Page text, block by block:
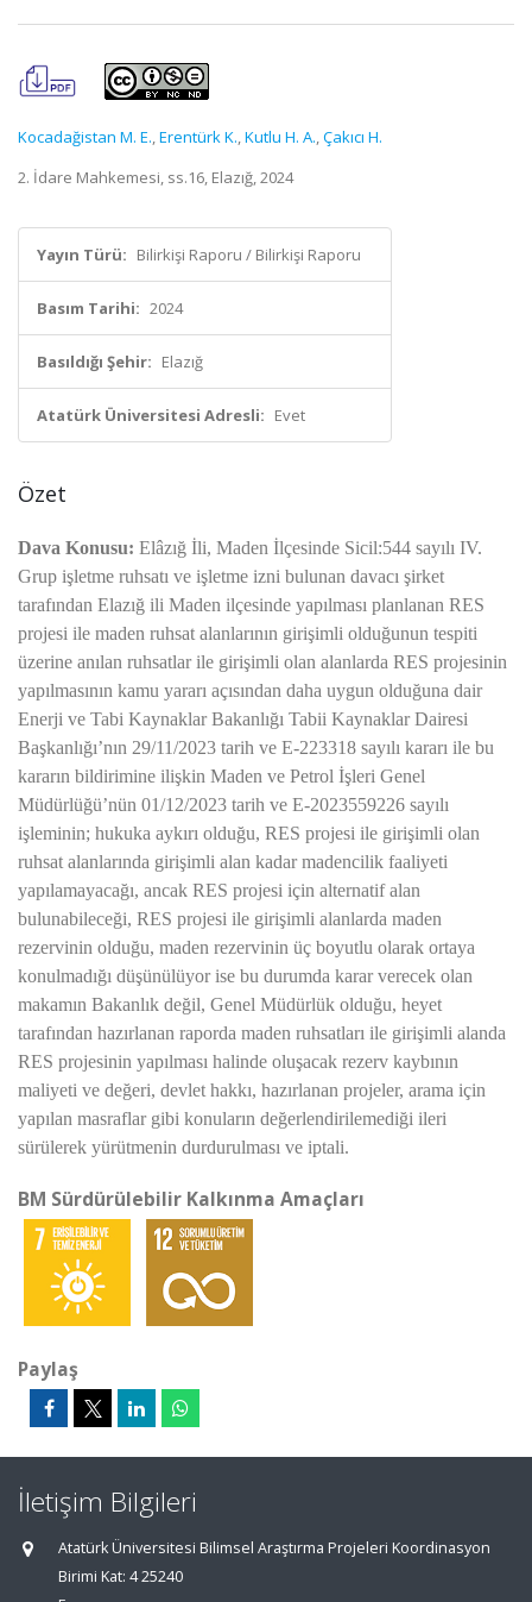
Kocadağistan M. E.,Erentürk K.,Kutlu H. A.,Çakıcı H.
2. İdare Mahkemesi, ss.16, Elazığ, 2024
Yayın Türü: Bilirkişi Raporu / Bilirkişi Raporu
Basım Tarihi: 2024
Basıldığı Şehir: Elazığ
Atatürk Üniversitesi Adresli: Evet
Özet
Dava Konusu: Elâzığ İli, Maden İlçesinde Sicil:544 sayılı IV.
Grup işletme ruhsatı ve işletme izni bulunan davacı şirket
tarafından Elazığ ili Maden ilçesinde yapılması planlanan RES
projesi ile maden ruhsat alanlarının girişimli olduğunun tespiti
üzerine anılan ruhsatlar ile girişimli olan alanlarda RES projesinin
yapılmasının kamu yararı açısından daha uygun olduğuna dair
Enerji ve Tabi Kaynaklar Bakanlığı Tabii Kaynaklar Dairesi
Başkanlığı’nın 29/11/2023 tarih ve E-223318 sayılı kararı ile bu
kararın bildirimine ilişkin Maden ve Petrol İşleri Genel
Müdürlüğü’nün 01/12/2023 tarih ve E-2023559226 sayılı
işleminin; hukuka aykırı olduğu, RES projesi ile girişimli olan
ruhsat alanlarında girişimli alan kadar madencilik faaliyeti
yapılamayacağı, ancak RES projesi için alternatif alan
bulunabileceği, RES projesi ile girişimli alanlarda maden
rezervinin olduğu, maden rezervinin üç boyutlu olarak ortaya
konulmadığı düşünülüyor ise bu durumda karar verecek olan
makamın Bakanlık değil, Genel Müdürlük olduğu, heyet
tarafından hazırlanan raporda maden ruhsatları ile girişimli alanda
RES projesinin yapılması halinde oluşacak rezerv kaybının
maliyeti ve değeri, devlet hakkı, hazırlanan projeler, arama için
yapılan masraflar gibi konuların değerlendirilemediği ileri
sürülerek yürütmenin durdurulması ve iptali.
BM Sürdürülebilir Kalkınma Amaçları
Paylaş
İletişim Bilgileri
Atatürk Üniversitesi Bilimsel Araştırma Projeleri Koordinasyon
Birimi Kat: 4 25240